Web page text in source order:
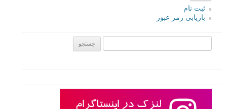
ثبت نام
بازیابی رمز عبور